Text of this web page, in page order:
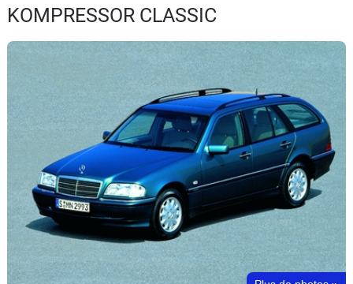
Guide
d'achat
Utilitaires
Services
Forum
KOMPRESSOR CLASSIC